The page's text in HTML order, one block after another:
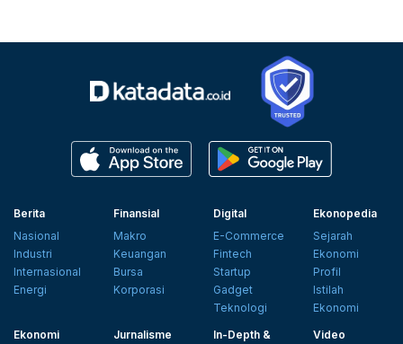
Berita
Nasional
Industri
Internasional
Energi
Finansial
Makro
Keuangan
Bursa
Korporasi
Digital
E-Commerce
Fintech
Startup
Gadget
Teknologi
Ekonopedia
Sejarah
Ekonomi
Profil
Istilah
Ekonomi
Ekonomi
Jurnalisme
In-Depth &
Video